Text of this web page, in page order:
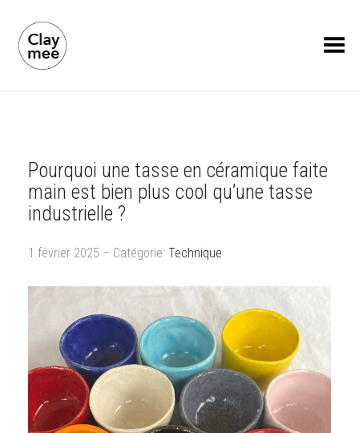
Toggle Menu
Pourquoi une tasse en céramique faite
main est bien plus cool qu’une tasse
industrielle ?
1 février 2025 – Catégorie: Technique